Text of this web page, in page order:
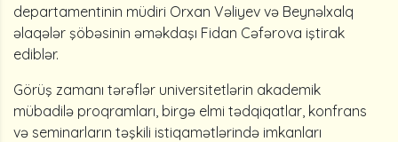
departamentinin müdiri Orxan Vəliyev və Beynəlxalq
əlaqələr şöbəsinin əməkdaşı Fidan Cəfərova iştirak
ediblər.
Görüş zamanı tərəflər universitetlərin akademik
mübadilə proqramları, birgə elmi tədqiqatlar, konfrans
və seminarların təşkili istiqamətlərində imkanları